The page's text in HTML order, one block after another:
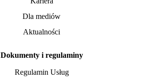
Dla mediów
Aktualności
Dokumenty i regulaminy
Regulamin Usług